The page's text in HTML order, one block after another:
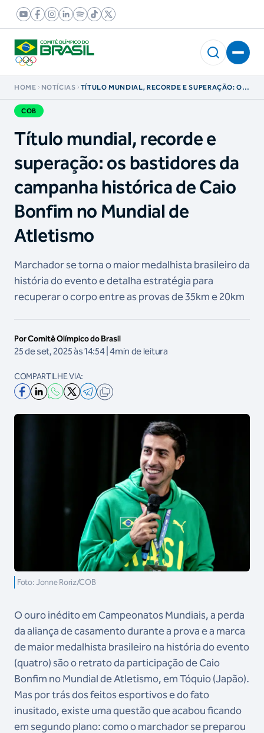
HOME NOTÍCIAS
TÍTULO MUNDIAL, RECORDE E SUPERAÇÃO: OS
COB
Título mundial, recorde e
superação: os bastidores da
campanha histórica de Caio
Bonfim no Mundial de
Atletismo
Marchador se torna o maior medalhista brasileiro da
história do evento e detalha estratégia para
recuperar o corpo entre as provas de 35km e 20km
Por Comitê Olímpico do Brasil
25 de set, 2025 às 14:54 | 4min de leitura
COMPARTILHE VIA:
Foto: Jonne Roriz/COB
O ouro inédito em Campeonatos Mundiais, a perda
da aliança de casamento durante a prova e a marca
de maior medalhista brasileiro na história do evento
(quatro) são o retrato da participação de Caio
Bonfim no Mundial de Atletismo, em Tóquio (Japão).
Mas por trás dos feitos esportivos e do fato
inusitado, existe uma questão que acabou ficando
em segundo plano: como o marchador se preparou